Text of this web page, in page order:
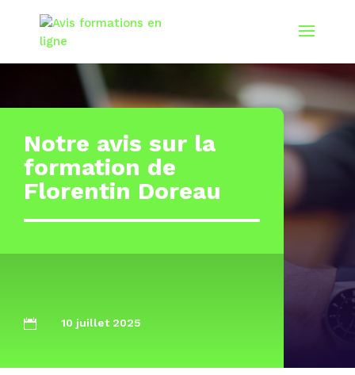
Notre avis sur la
formation de
Florentin Doreau
 10 juillet 2025